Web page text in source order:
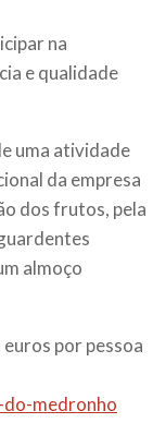
na
e qualidade
uma atividade
da empresa
dos frutos, pela
almoço
por pessoa
medronho